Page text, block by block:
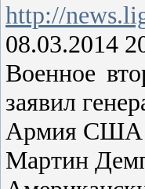
http://
08.03.2014
Военное
заявил
Армия США
Мартин